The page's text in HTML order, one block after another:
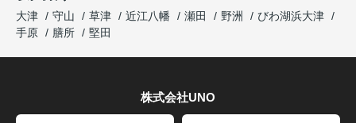
大津
守山 草津 近江八幡 瀬田 野洲
びわ湖浜大津
手原
膳所 堅田
株式会社UNO